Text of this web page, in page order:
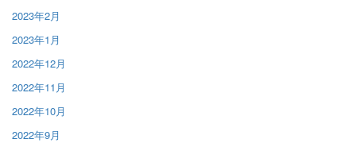
2023年2月
2023年1月
2022年12月
2022年11月
2022年10月
2022年9月